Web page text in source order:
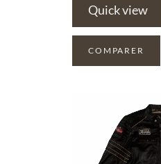
Quick view
COMPARER